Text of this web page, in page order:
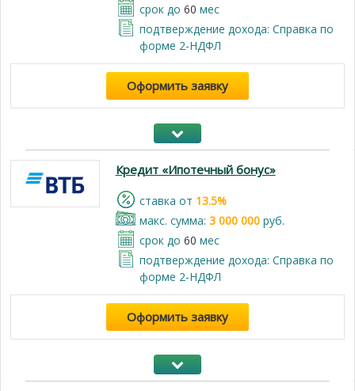
срок до 60 мес
подтверждение дохода: Справка по
форме 2-НДФЛ
Оформить заявку
Кредит «Ипотечный бонус»
cтавка от 13.5%
макс. сумма: 3 000 000руб.
срок до 60 мес
подтверждение дохода: Справка по
форме 2-НДФЛ
Оформить заявку